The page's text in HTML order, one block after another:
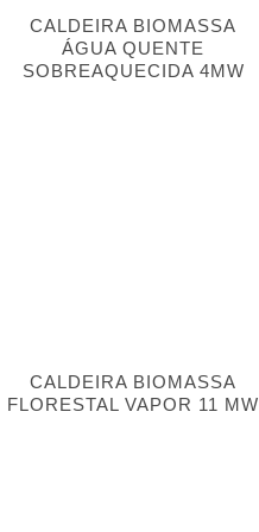
CALDEIRA BIOMASSA
ÁGUA QUENTE
SOBREAQUECIDA 4MW
CALDEIRA BIOMASSA
FLORESTAL VAPOR 11 MW